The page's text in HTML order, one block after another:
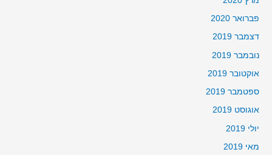
פברואר 2020
דצמבר 2019
נובמבר 2019
אוקטובר 2019
ספטמבר 2019
אוגוסט 2019
יולי 2019
מאי 2019